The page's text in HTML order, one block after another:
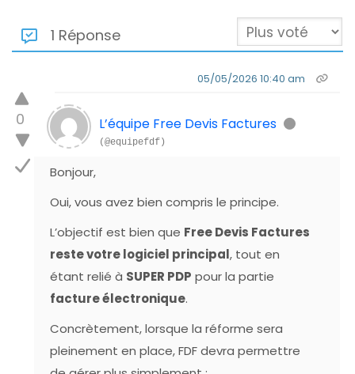
1 Réponse
0
05/05/2026 10:40 am
L’équipe Free Devis Factures
(@equipefdf)
Bonjour,
Oui, vous avez bien compris le principe.
L’objectif est bien que Free Devis Factures
reste votre logiciel principal, tout en
étant relié à SUPER PDP pour la partie
facture électronique.
Concrètement, lorsque la réforme sera
pleinement en place, FDF devra permettre